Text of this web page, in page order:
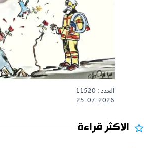
العدد : 11520
25-07-2026
الأكثر قراءة